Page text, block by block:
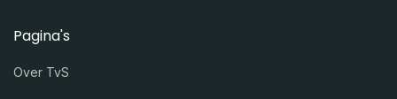
Pagina's
Over TvS